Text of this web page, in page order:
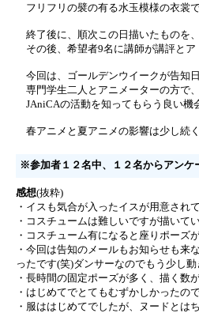
フリフリの襞の有る水玉模様の衣裳
終了後に、順次この日描いたものを
その後、希望者9名に講師が講評とア
今回は、ゴールデンウイークが告知
専門学生二人とアニメーターの方で
JAniCAの活動を知ってもらう良い機
春アニメと夏アニメの影響は少し続
※参加者１２名中、１２名からアンケ
感想(抜粋)
・イスも気合が入ったイスが用意され
・コスチュームは難しいですが描いて
・コスチューム有になると座りポーズ
・今回は告知のメールもお知らせも来
ったです(笑)ダンサーなのでもう少し
・長時間の固定ポーズが多く、描く数
・はじめてでとてもむずかしかったの
・服ははじめてでしたが、ヌードとは